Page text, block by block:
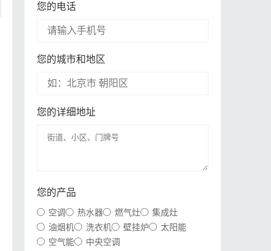
您的电话
您的城市和地区
您的详细地址
您的产品
空调 热水器 燃气灶
集成灶
油烟机
洗衣机 壁挂炉
太阳能
空气能
中央空调